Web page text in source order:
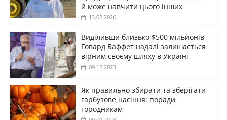
й може навчити цього інших
13.02.2026
Виділивши близько $500 мільйонів,
Говард Баффет надалі залишається
вірним своєму шляху в Україні
09.12.2023
Як правильно збирати та зберігати
гарбузове насіння: поради
городникам